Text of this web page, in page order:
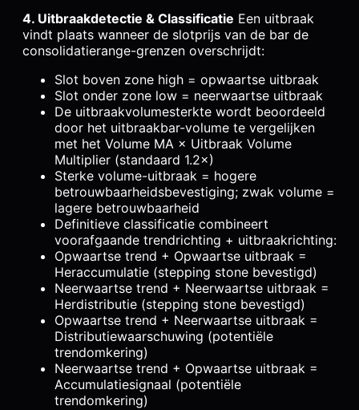
4. Uitbraakdetectie & Classificatie Een uitbraak
vindt plaats wanneer de slotprijs van de bar de
consolidatierange-grenzen overschrijdt:
Slot boven zone high = opwaartse uitbraak
Slot onder zone low = neerwaartse uitbraak
De uitbraakvolumesterkte wordt beoordeeld
door het uitbraakbar-volume te vergelijken
met het Volume MA × Uitbraak Volume
Multiplier (standaard 1.2×)
Sterke volume-uitbraak = hogere
betrouwbaarheidsbevestiging; zwak volume =
lagere betrouwbaarheid
Definitieve classificatie combineert
voorafgaande trendrichting + uitbraakrichting:
Opwaartse trend + Opwaartse uitbraak =
Heraccumulatie (stepping stone bevestigd)
Neerwaartse trend + Neerwaartse uitbraak =
Herdistributie (stepping stone bevestigd)
Opwaartse trend + Neerwaartse uitbraak =
Distributiewaarschuwing (potentiële
trendomkering)
Neerwaartse trend + Opwaartse uitbraak =
Accumulatiesignaal (potentiële
trendomkering)